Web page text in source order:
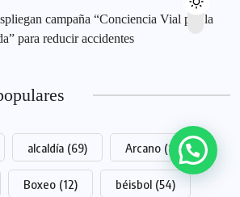
campaña “Conciencia Vial por la
para reducir accidentes
alcaldía (69) Arcano (8)
Boxeo (12) béisbol (54)